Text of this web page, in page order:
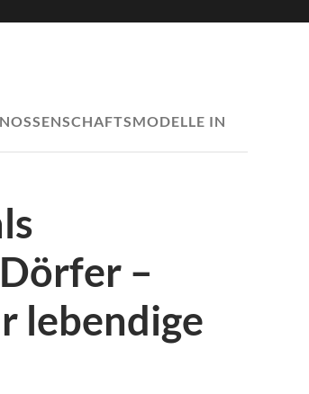
IN
–
lebendige